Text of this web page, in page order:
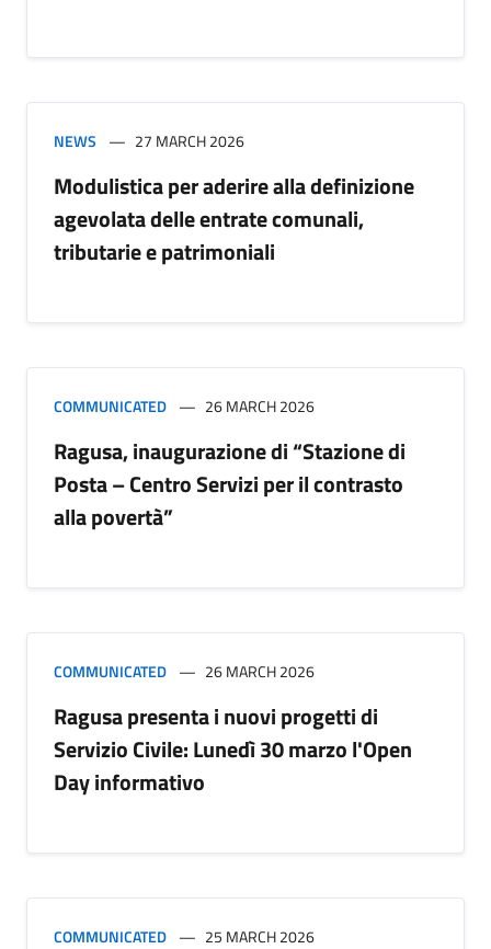
NEWS 27 MARCH 2026
Modulistica per aderire alla definizione
agevolata delle entrate comunali,
tributarie e patrimoniali
COMMUNICATED 26 MARCH 2026
Ragusa, inaugurazione di “Stazione di
Posta – Centro Servizi per il contrasto
alla povertà”
COMMUNICATED 26 MARCH 2026
Ragusa presenta i nuovi progetti di
Servizio Civile: Lunedì 30 marzo l'Open
Day informativo
COMMUNICATED 25 MARCH 2026